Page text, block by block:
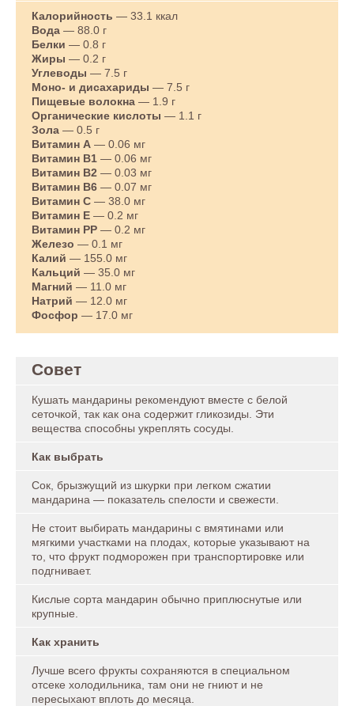
Калорийность — 33.1 ккал
Вода — 88.0 г
Белки — 0.8 г
Жиры — 0.2 г
Углеводы — 7.5 г
Моно- и дисахариды — 7.5 г
Пищевые волокна — 1.9 г
Органические кислоты — 1.1 г
Зола — 0.5 г
Витамин A — 0.06 мг
Витамин B1 — 0.06 мг
Витамин B2 — 0.03 мг
Витамин B6 — 0.07 мг
Витамин C — 38.0 мг
Витамин E — 0.2 мг
Витамин PP — 0.2 мг
Железо — 0.1 мг
Калий — 155.0 мг
Кальций — 35.0 мг
Магний — 11.0 мг
Натрий — 12.0 мг
Фосфор — 17.0 мг
Совет
Кушать мандарины рекомендуют вместе с белой
сеточкой, так как она содержит гликозиды. Эти
вещества способны укреплять сосуды.
Как выбрать
Сок, брызжущий из шкурки при легком сжатии
мандарина — показатель спелости и свежести.
Не стоит выбирать мандарины с вмятинами или
мягкими участками на плодах, которые указывают на
то, что фрукт подморожен при транспортировке или
подгнивает.
Кислые сорта мандарин обычно приплюснутые или
крупные.
Как хранить
Лучше всего фрукты сохраняются в специальном
отсеке холодильника, там они не гниют и не
пересыхают вплоть до месяца.